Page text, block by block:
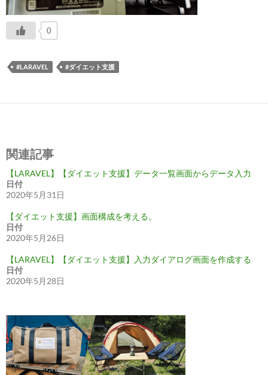
0
#LARAVEL #ダイエット支援
関連記事
【LARAVEL】【ダイエット支援】データ一覧画面からデータ入力
日付
2020年5月31日
【ダイエット支援】画面構成を考える。
日付
2020年5月26日
【LARAVEL】【ダイエット支援】入力ダイアログ画面を作成する
日付
2020年5月28日